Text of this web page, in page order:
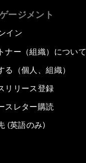
ージメント
イン
ナー（組織）について
る（個人、組織）
リリース登録
スレター購読
(英語のみ)